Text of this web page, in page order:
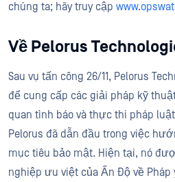
chúng ta; hãy truy cập
Về Pelorus
Sau vụ tấn công 26/11, Pelorus
để cung cấp các giải pháp kỹ
quan tình báo và thực thi pháp
Pelorus đã dẫn đầu trong việc
mục tiêu bảo mật. Hiện tại, nó
nghiệp ưu việt của Ấn Độ về Pháp